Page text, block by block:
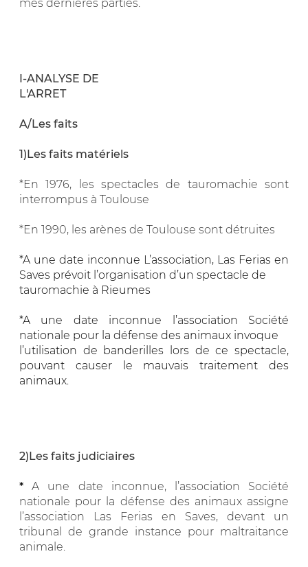
mes dernières parties.
I-ANALYSE DE
L'ARRET
A/Les faits
1)Les faits matériels
*En 1976, les spectacles de tauromachie sont
interrompus à Toulouse
*En 1990, les arènes de Toulouse sont détruites
*A une date inconnue L’association, Las Ferias en
Saves prévoit l’organisation d’un spectacle de
tauromachie à Rieumes
*A une date inconnue
l’association Société
nationale pour la défense des animaux invoque
l’utilisation de banderilles lors de ce spectacle,
pouvant causer le mauvais traitement des
animaux.
2)Les faits judiciaires
*A une date inconnue, l’association Société
nationale pour la défense des animaux assigne
l’association Las Ferias en Saves, devant un
tribunal de grande instance pour maltraitance
animale.